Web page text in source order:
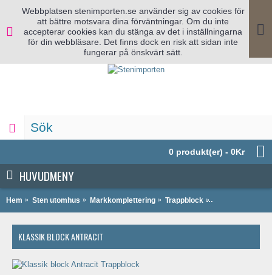
Webbplatsen stenimporten.se använder sig av cookies för
att bättre motsvara dina förväntningar. Om du inte
accepterar cookies kan du stänga av det i inställningarna
för din webbläsare. Det finns dock en risk att sidan inte
fungerar på önskvärt sätt.
0 produkt(er) - 0Kr
HUVUDMENY
Hem Sten utomhus Markkomplettering Trappblock
KLASSIK BLOCK ANTRACIT